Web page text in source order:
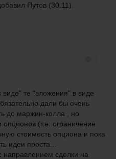
Путов (30.11).
те "вложения" в виде
дали бы очень
до маржин-колла , но
опционов (т.е. ограничение
стоимость опциона и пока
идеи проста...
направлением сделки на